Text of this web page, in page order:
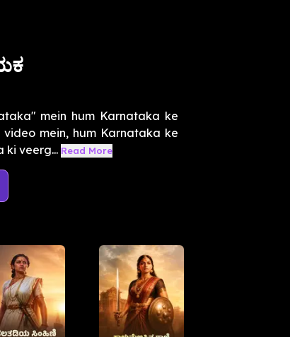
mein hum Karnataka ke
mein, hum Karnataka ke
ki veerg... Read More